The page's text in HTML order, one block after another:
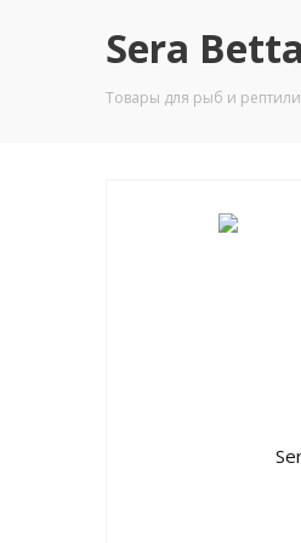
Sera
Товары для рыб и